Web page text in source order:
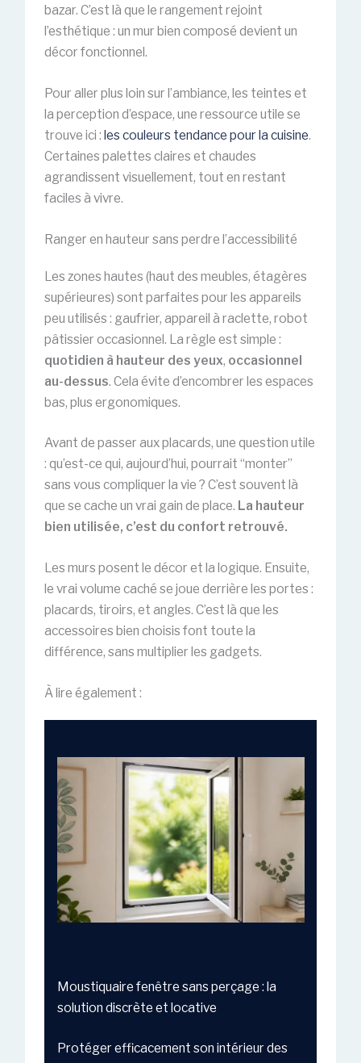
bazar. C’est là que le rangement rejoint
l’esthétique : un mur bien composé devient un
décor fonctionnel.
Pour aller plus loin sur l’ambiance, les teintes et
la perception d’espace, une ressource utile se
trouve ici : les couleurs tendance pour la cuisine.
Certaines palettes claires et chaudes
agrandissent visuellement, tout en restant
faciles à vivre.
Ranger en hauteur sans perdre l’accessibilité
Les zones hautes (haut des meubles, étagères
supérieures) sont parfaites pour les appareils
peu utilisés : gaufrier, appareil à raclette, robot
pâtissier occasionnel. La règle est simple :
quotidien à hauteur des yeux, occasionnel
au-dessus. Cela évite d’encombrer les espaces
bas, plus ergonomiques.
Avant de passer aux placards, une question utile
: qu’est-ce qui, aujourd’hui, pourrait “monter”
sans vous compliquer la vie ? C’est souvent là
que se cache un vrai gain de place. La hauteur
bien utilisée, c’est du confort retrouvé.
Les murs posent le décor et la logique. Ensuite,
le vrai volume caché se joue derrière les portes :
placards, tiroirs, et angles. C’est là que les
accessoires bien choisis font toute la
différence, sans multiplier les gadgets.
À lire également :
Moustiquaire fenêtre sans perçage : la
solution discrète et locative
Protéger efficacement son intérieur des